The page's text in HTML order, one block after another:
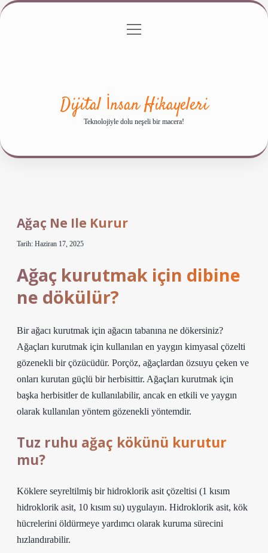
Gizlilik Politikası
menüyü
Dijital İnsan Hikayeleri
Teknolojiyle dolu neşeli bir macera!
Ağaç Ne Ile Kurur
Tarih: Haziran 17, 2025
Ağaç kurutmak için dibine
ne dökülür?
Bir ağacı kurutmak için ağacın tabanına ne dökersiniz?
Ağaçları kurutmak için kullanılan en yaygın kimyasal çözelti
gözenekli bir çözücüdür. Porçöz, ağaçlardan özsuyu çeken ve
onları kurutan güçlü bir herbisittir. Ağaçları kurutmak için
başka herbisitler de kullanılabilir, ancak en etkili ve yaygın
olarak kullanılan yöntem gözenekli yöntemdir.
Tuz ruhu ağaç kökünü kurutur
mu?
Köklere seyreltilmiş bir hidroklorik asit çözeltisi (1 kısım
hidroklorik asit, 10 kısım su) uygulayın. Hidroklorik asit, kök
hücrelerini öldürmeye yardımcı olarak kuruma sürecini
hızlandırabilir.